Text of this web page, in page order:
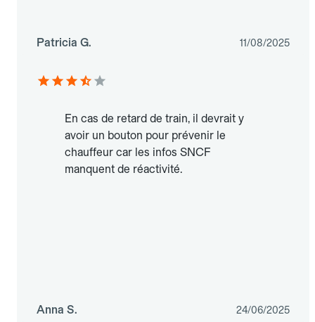
Patricia G. 11/08/2025
En cas de retard de train, il devrait y
avoir un bouton pour prévenir le
chauffeur car les infos SNCF
manquent de réactivité.
Anna S. 24/06/2025